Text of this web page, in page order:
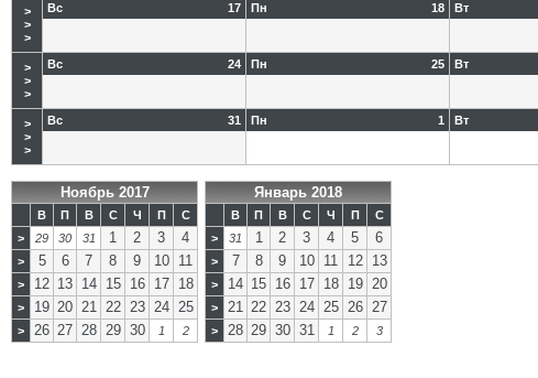
>
>
>
17
Вс 18
Пн Вт
>
>
>
24
Вс 25
Пн Вт
>
>
>
31
Вс 1
Пн Вт
Ноябрь 2017
В П В С Ч П
С
>
29 30 31 1 2 3 4
> 5 6 7 8 9 10 11
> 12 13 14 15 16 17 18
> 19 20 21 22 23 24 25
> 26 27 28 29 30 1 2
Январь 2018
В П В С Ч П
С
>
31 1 2 3 4 5 6
> 7 8 9 10 11 12 13
> 14 15 16 17 18 19 20
> 21 22 23 24 25 26 27
> 28 29 30 31 1 2 3